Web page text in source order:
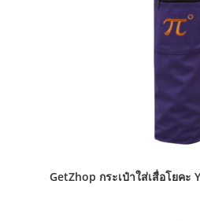
GetZhop กระเป๋าใส่เสื่อโยคะ